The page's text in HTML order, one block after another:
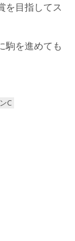
を目指してス
駒を進めても
C